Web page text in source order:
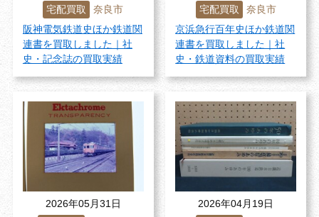
宅配買取
奈良市
阪神電気鉄道史ほか鉄道関
連書を買取しました｜社
史・記念誌の買取実績
宅配買取
奈良市
京浜急行百年史ほか鉄道関
連書を買取しました｜社
史・鉄道資料の買取実績
2026年05月31日
2026年04月19日